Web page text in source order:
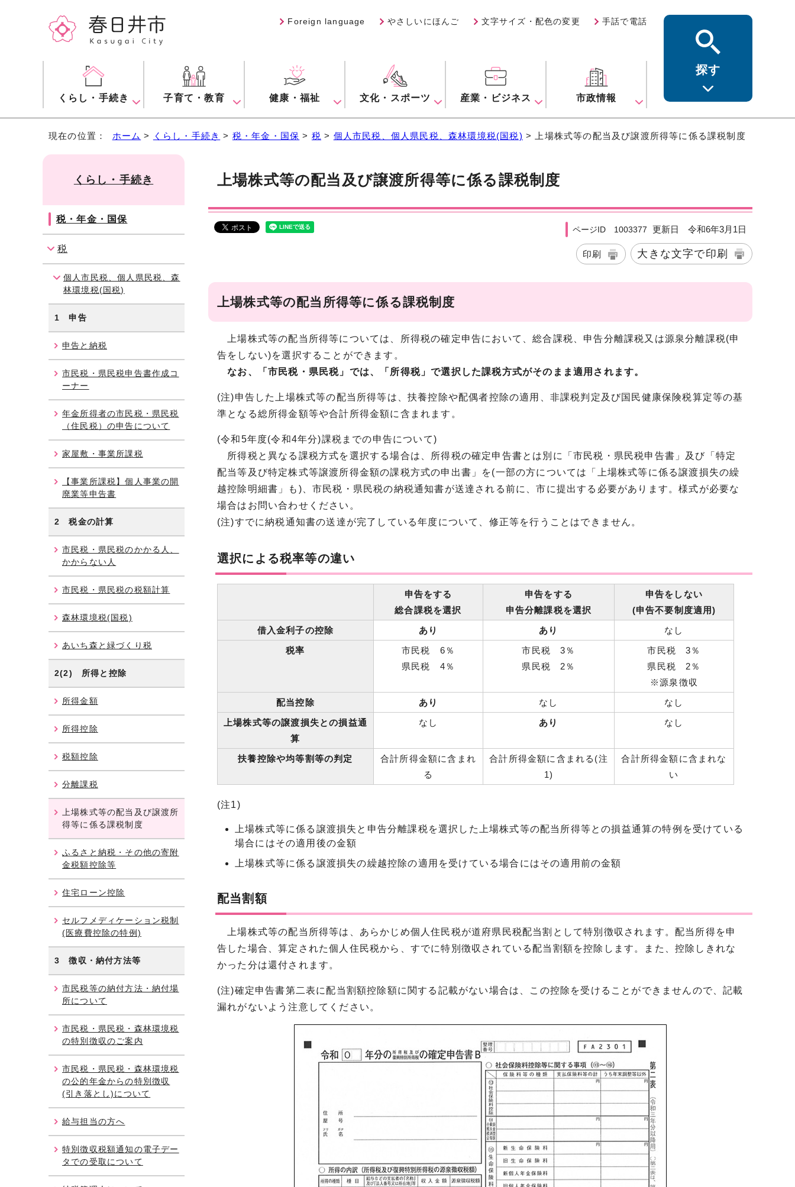
Foreign language やさしいにほんご 文字サイズ・配色の変更 手話で電話
くらし・手続き 子育て・教育 健康・福祉 文化・スポーツ 産業・ビジネス 市政情報
探す
現在の位置： ホーム > くらし・手続き > 税・年金・国保 > 税 > 個人市民税、個人県民税、森林環境税(国税) > 上場株式等の配当及び譲渡所得等に係る課税制度
上場株式等の配当及び譲渡所得等に係る課税制度
ページID 1003377 更新日 令和6年3月1日
印刷 大きな文字で印刷
上場株式等の配当所得等に係る課税制度
上場株式等の配当所得等については、所得税の確定申告において、総合課税、申告分離課税又は源泉分離課税(申
告をしない)を選択することができます。
なお、「市民税・県民税」では、「所得税」で選択した課税方式がそのまま適用されます。
(注)申告した上場株式等の配当所得等は、扶養控除や配偶者控除の適用、非課税判定及び国民健康保険税算定等の基
準となる総所得金額等や合計所得金額に含まれます。
(令和5年度(令和4年分)課税までの申告について)
所得税と異なる課税方式を選択する場合は、所得税の確定申告書とは別に「市民税・県民税申告書」及び「特定
配当等及び特定株式等譲渡所得金額の課税方式の申出書」を(一部の方については「上場株式等に係る譲渡損失の繰
越控除明細書」も)、市民税・県民税の納税通知書が送達される前に、市に提出する必要があります。様式が必要な
場合はお問い合わせください。
(注)すでに納税通知書の送達が完了している年度について、修正等を行うことはできません。
選択による税率等の違い
申告をする
総合課税を選択
申告をする
申告分離課税を選択
申告をしない
(申告不要制度適用)
借入金利子の控除
あり あり
なし
税率
市民税 6％
県民税 4％
市民税 3％
県民税 2％
市民税 3％
県民税 2％
※源泉徴収
配当控除
あり なし
なし
上場株式等の譲渡損失との損益通
算
なし あり なし
扶養控除や均等割等の判定
合計所得金額に含まれ
る
合計所得金額に含まれる(注
1)
合計所得金額に含まれな
い
(注1)
上場株式等に係る譲渡損失と申告分離課税を選択した上場株式等の配当所得等との損益通算の特例を受けている
場合にはその適用後の金額
上場株式等に係る譲渡損失の繰越控除の適用を受けている場合にはその適用前の金額
配当割額
上場株式等の配当所得等は、あらかじめ個人住民税が道府県民税配当割として特別徴収されます。配当所得を申
告した場合、算定された個人住民税から、すでに特別徴収されている配当割額を控除します。また、控除しきれな
かった分は還付されます。
(注)確定申告書第二表に配当割額控除額に関する記載がない場合は、この控除を受けることができませんので、記載
漏れがないよう注意してください。
くらし・手続き
税・年金・国保
税
個人市民税、個人県民税、森
林環境税(国税)
1 申告
申告と納税
市民税・県民税申告書作成コ
ーナー
年金所得者の市民税・県民税
（住民税）の申告について
家屋敷・事業所課税
【事業所課税】個人事業の開
廃業等申告書
2 税金の計算
市民税・県民税のかかる人、
かからない人
市民税・県民税の税額計算
森林環境税(国税)
あいち森と緑づくり税
2(2) 所得と控除
所得金額
所得控除
税額控除
分離課税
上場株式等の配当及び譲渡所
得等に係る課税制度
ふるさと納税・その他の寄附
金税額控除等
住宅ローン控除
セルフメディケーション税制
(医療費控除の特例)
3 徴収・納付方法等
市民税等の納付方法・納付場
所について
市民税・県民税・森林環境税
の特別徴収のご案内
市民税・県民税・森林環境税
の公的年金からの特別徴収
(引き落とし)について
給与担当の方へ
特別徴収税額通知の電子デー
タでの受取について